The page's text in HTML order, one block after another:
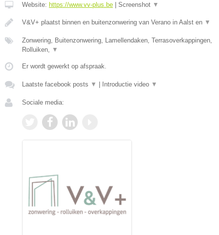
Website: https://www.vv-plus.be Screenshot ▼
V&V+ plaatst binnen en buitenzonwering van Verano in Aalst en ▼
Zonwering, Buitenzonwering, Lamellendaken, Terrasoverkappingen,
Rolluiken,
▼
Er wordt gewerkt op afspraak.
Laatste facebook posts ▼ Introductie video ▼
Sociale media: